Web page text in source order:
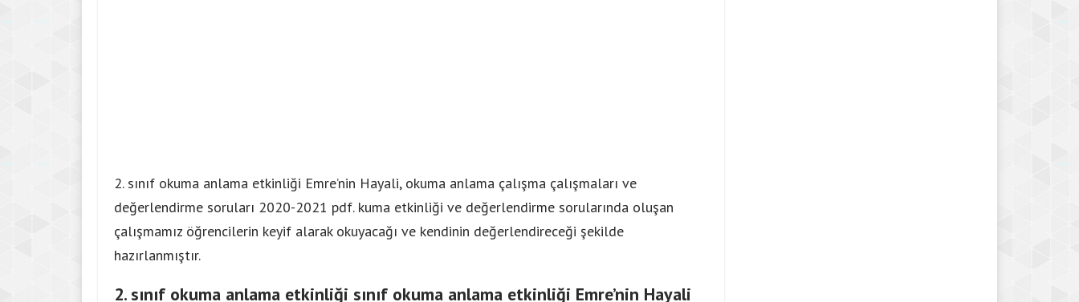
2. sınıf okuma anlama etkinliği Emre’nin Hayali, okuma anlama çalışma çalışmaları ve
değerlendirme soruları 2020-2021 pdf. kuma etkinliği ve değerlendirme sorularında oluşan
çalışmamız öğrencilerin keyif alarak okuyacağı ve kendinin değerlendireceği şekilde
hazırlanmıştır.
2. sınıf okuma anlama etkinliği sınıf okuma anlama etkinliği Emre’nin Hayali